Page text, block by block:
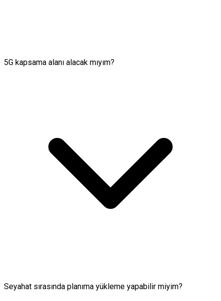
5G kapsama alanı alacak mıyım?
Seyahat sırasında planıma yükleme yapabilir miyim?